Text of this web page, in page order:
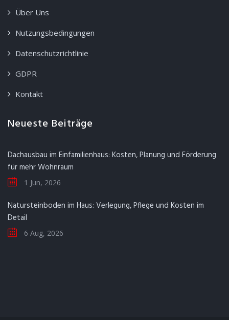
Über Uns
Nutzungsbedingungen
Datenschutzrichtlinie
GDPR
Kontakt
Neueste Beiträge
Dachausbau im Einfamilienhaus: Kosten, Planung und Förderung
für mehr Wohnraum
1 Jun, 2026
Natursteinboden im Haus: Verlegung, Pflege und Kosten im
Detail
6 Aug, 2026